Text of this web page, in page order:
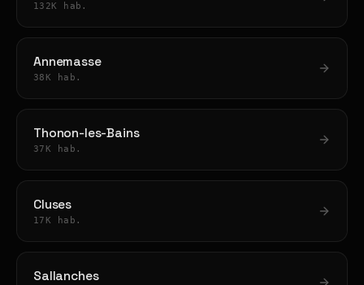
132K hab.
Annemasse
38K hab.
Thonon-les-Bains
37K hab.
Cluses
17K hab.
Sallanches